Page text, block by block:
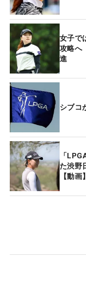
これで文句なしに
だ。「実感がない
かレギュラーツア
合のなかだったの
押してくれた」。
きた思い出の大会
女子で
攻略へ
進
シブコ
「
た渋野
【動画】